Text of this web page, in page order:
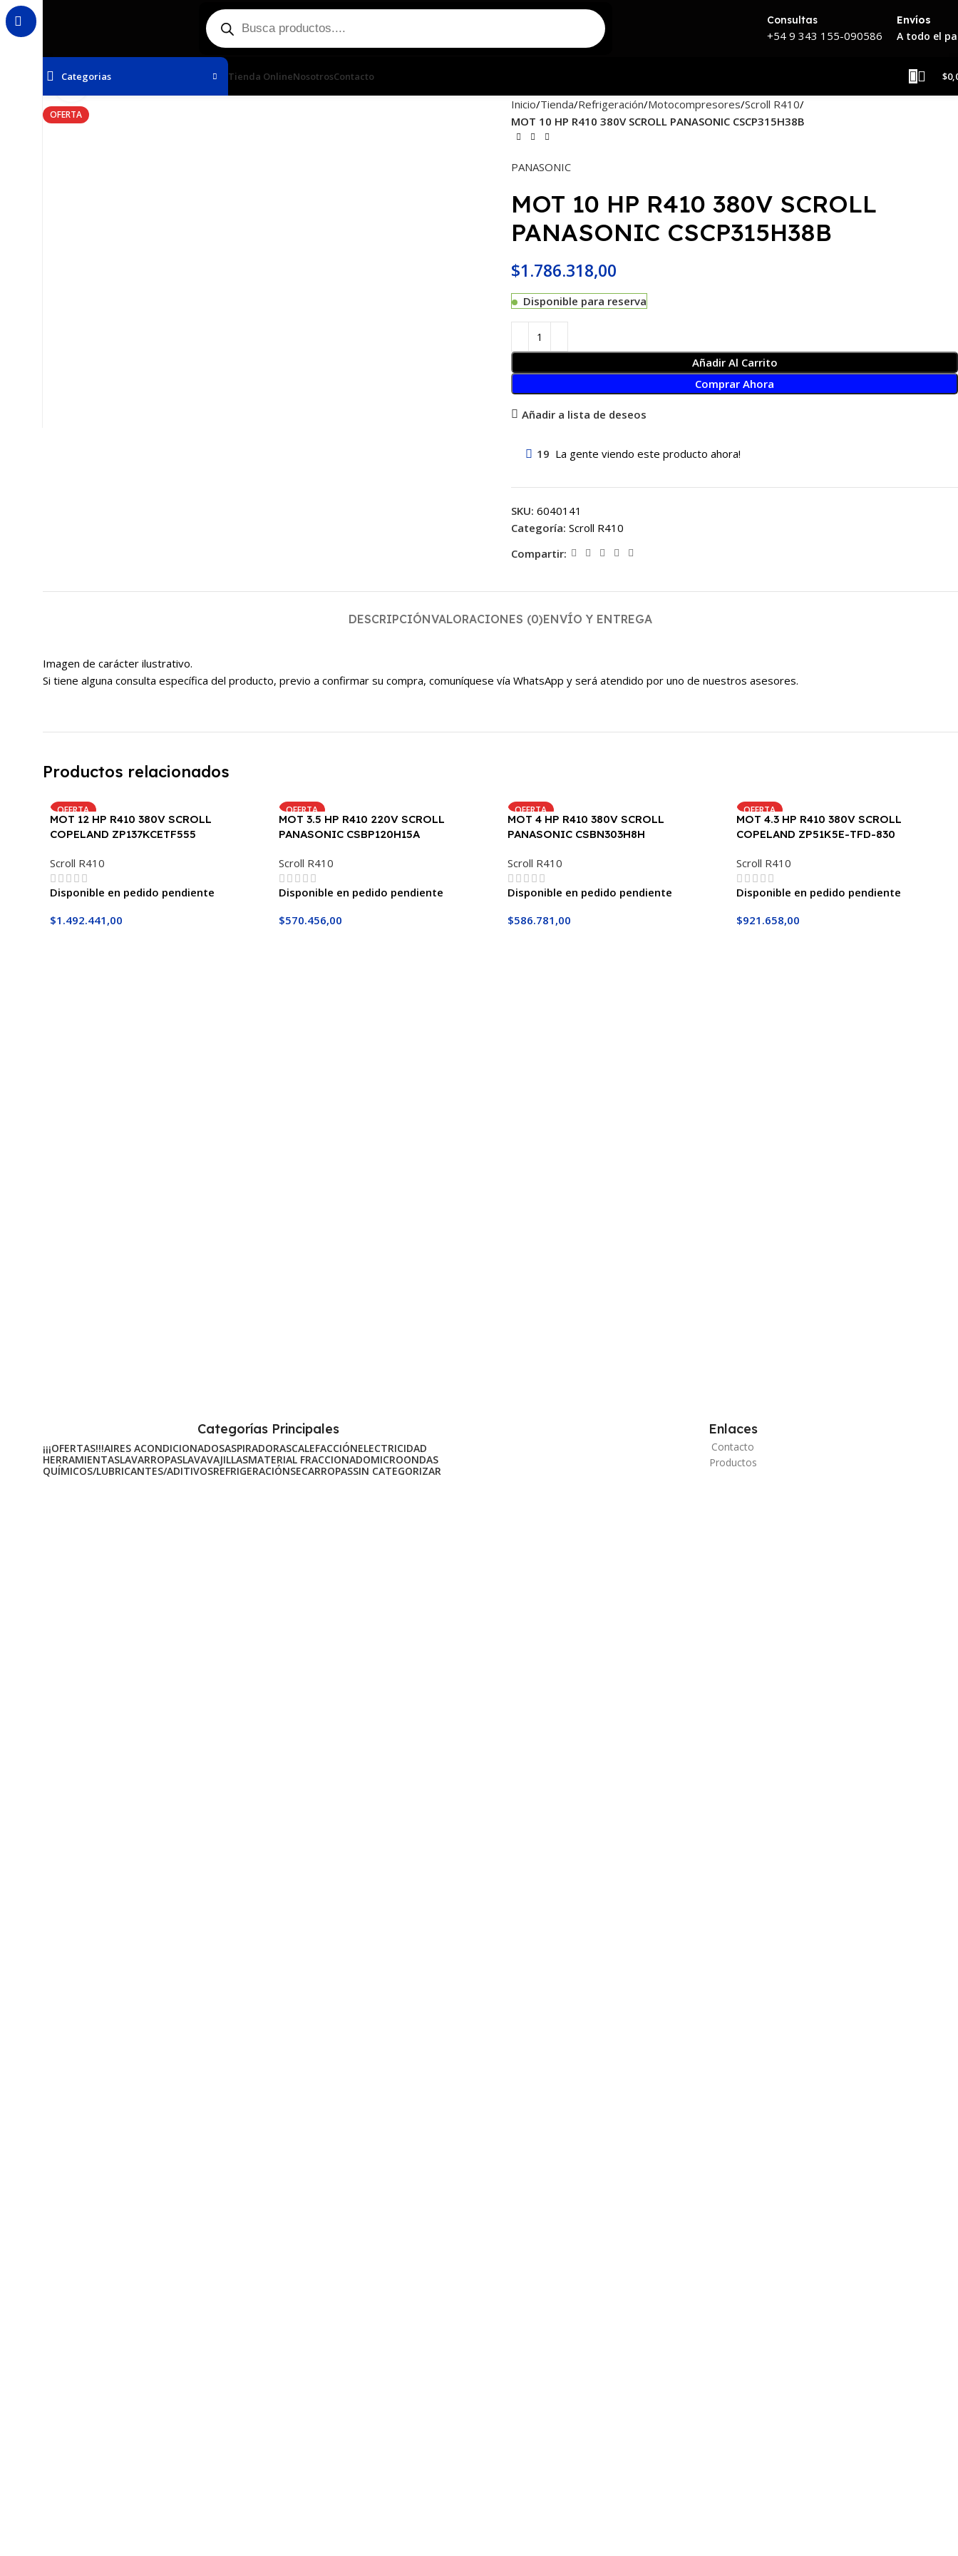
Consultas
+54 9 343 155-090586
Envíos
A todo el
Categorias Tienda OnlineNosotrosContacto $
OFERTA
Haga Click para agrandar
Inicio Tienda Refrigeración Motocompresores Scroll R410
MOT 10 HP R410 380V SCROLL PANASONIC CSCP315H38B
PANASONIC
MOT 10 HP R410 380V SCROLL
PANASONIC CSCP315H38B
$1.786.318,00
Disponible para reserva
Añadir Al Carrito
Comprar Ahora
Añadir a lista de deseos
19 La gente viendo este producto ahora!
SKU: 6040141
Categoría: Scroll R410
Compartir:
DESCRIPCIÓNVALORACIONES (0)ENVÍO Y ENTREGA
Imagen de carácter ilustrativo.
Si tiene alguna consulta específica del producto, previo a confirmar su compra, comuníquese vía WhatsApp y será atendido por uno de nuestros asesores.
Productos relacionados
OFERTA
MOT 12 HP R410 380V SCROLL
COPELAND ZP137KCETF555
Scroll R410
Disponible en pedido pendiente
$1.492.441,00
OFERTA
MOT 3.5 HP R410 220V SCROLL
PANASONIC CSBP120H15A
Scroll R410
Disponible en pedido pendiente
$570.456,00
OFERTA
MOT 4 HP R410 380V SCROLL
PANASONIC CSBN303H8H
Scroll R410
Disponible en pedido pendiente
$586.781,00
OFERTA
MOT 4.3 HP R410 380V SCROLL
COPELAND ZP51K5E-TFD-830
Scroll R410
Disponible en pedido pendiente
$921.658,00
Categorías Principales
¡¡¡OFERTAS!!!AIRES ACONDICIONADOSASPIRADORASCALEFACCIÓNELECTRICIDAD
HERRAMIENTASLAVARROPASLAVAVAJILLASMATERIAL FRACCIONADOMICROONDAS
QUÍMICOS/LUBRICANTES/ADITIVOSREFRIGERACIÓNSECARROPASSIN CATEGORIZAR
Enlaces
Contacto
Productos